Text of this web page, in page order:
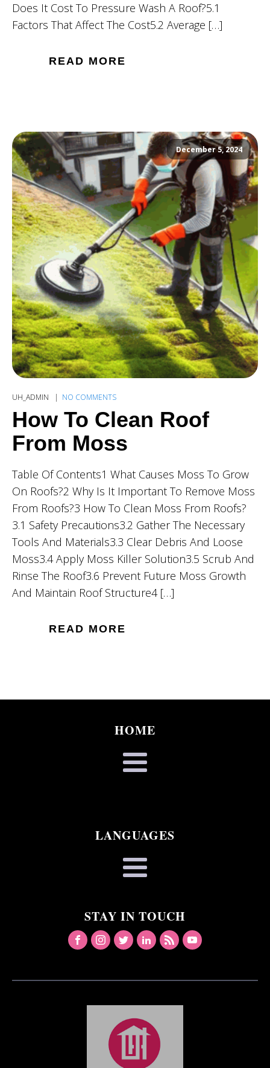
Does It Cost To Pressure Wash A Roof?5.1
Factors That Affect The Cost5.2 Average […]
READ MORE
December 5, 2024
UH_ADMIN NO COMMENTS
How To Clean Roof
From Moss
Table Of Contents1 What Causes Moss To Grow
On Roofs?2 Why Is It Important To Remove Moss
From Roofs?3 How To Clean Moss From Roofs?
3.1 Safety Precautions3.2 Gather The Necessary
Tools And Materials3.3 Clear Debris And Loose
Moss3.4 Apply Moss Killer Solution3.5 Scrub And
Rinse The Roof3.6 Prevent Future Moss Growth
And Maintain Roof Structure4 […]
READ MORE
HOME
LANGUAGES
STAY IN TOUCH